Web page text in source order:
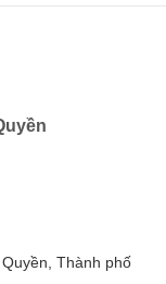
Thành phố